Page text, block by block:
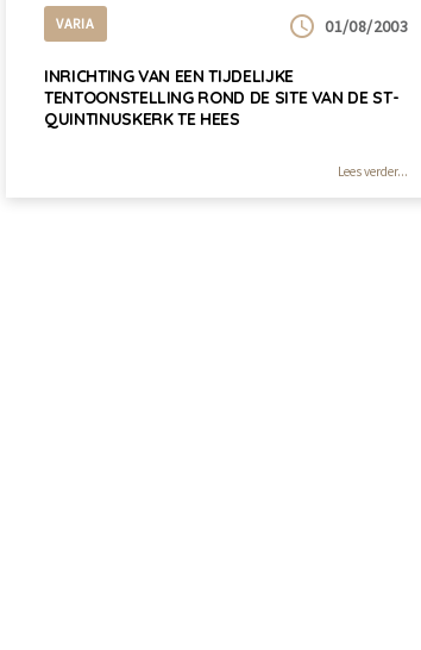
01/08/2003
VARIA
INRICHTING VAN EEN TIJDELIJKE
TENTOONSTELLING ROND DE SITE VAN DE ST-
QUINTINUSKERK TE HEES
Lees verder...